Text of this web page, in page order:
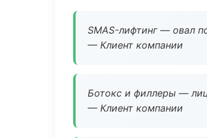
SMAS-лифтинг — овал
— Клиент компании
Ботокс и филлеры —
— Клиент компании